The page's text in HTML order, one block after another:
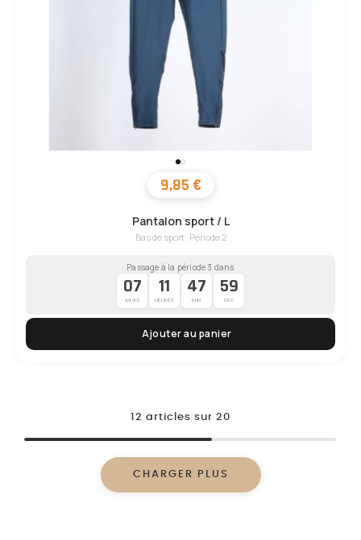
9,85 €
Pantalon sport / L
Bas de sport · Période 2
Passage à la période 3 dans
07
JOURS
11
HEURES
47
MIN
58
SEC
Ajouter au panier
12 articles sur 20
CHARGER PLUS